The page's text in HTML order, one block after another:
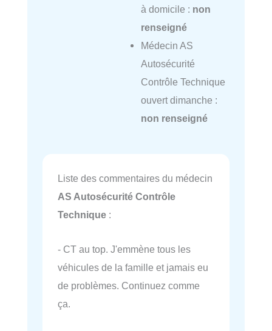
à domicile : non
renseigné
Médecin AS
Autosécurité
Contrôle Technique
ouvert dimanche :
non renseigné
Liste des commentaires du médecin
AS Autosécurité Contrôle
Technique :
- CT au top. J'emmène tous les
véhicules de la famille et jamais eu
de problèmes. Continuez comme
ça.